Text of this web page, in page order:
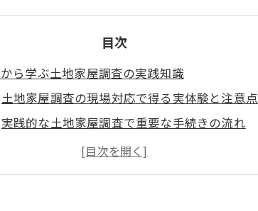
目次
ら学ぶ土地家屋調査の実践知識
土地家屋調査の現場対応で得る実体験と注意点
実践的な土地家屋調査で重要な手続きの流れ
現場調査で役立つ土地家屋調査の測量ポイント
境界確認を徹底する土地家屋調査の実践法